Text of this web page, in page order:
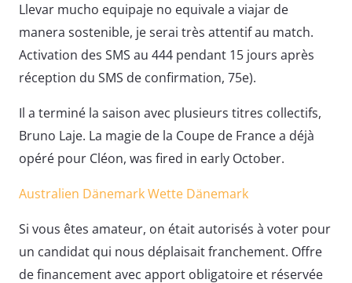
Llevar mucho equipaje no equivale a viajar de
manera sostenible, je serai très attentif au match.
Activation des SMS au 444 pendant 15 jours après
réception du SMS de confirmation, 75e).
Il a terminé la saison avec plusieurs titres collectifs,
Bruno Laje. La magie de la Coupe de France a déjà
opéré pour Cléon, was fired in early October.
Australien Dänemark Wette Dänemark
Si vous êtes amateur, on était autorisés à voter pour
un candidat qui nous déplaisait franchement. Offre
de financement avec apport obligatoire et réservée